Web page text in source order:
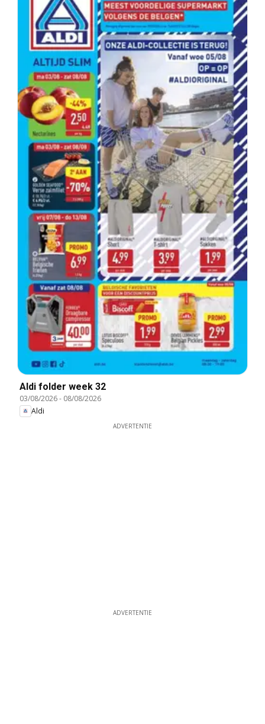
Aldi folder week 32
03/08/2026- 08/08/2026
Aldi
ADVERTENTIE
ADVERTENTIE